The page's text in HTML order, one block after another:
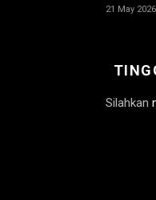
21 May 2026
Silahkan